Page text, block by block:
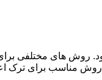
روش های مختلفی
مناسب برای ترک